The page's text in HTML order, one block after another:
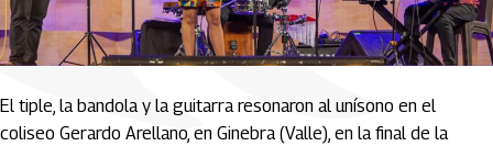
El tiple, la bandola y la guitarra resonaron al unísono en el
coliseo Gerardo Arellano, en Ginebra (Valle), en la final de la